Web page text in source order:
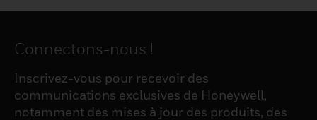
Connectons-nous !
Inscrivez-vous pour recevoir des
communications exclusives de Honeywell,
notamment des mises à jour des produits, des